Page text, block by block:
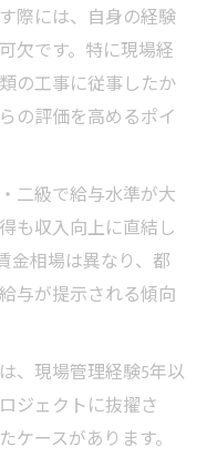
際には、自身の経験
欠です。特に現場経
の工事に従事したか
の評価を高めるポイ
二級で給与水準が大
も収入向上に直結し
金相場は異なり、都
与が提示される傾向
、現場管理経験5年以
ジェクトに抜擢さ
ースがあります。